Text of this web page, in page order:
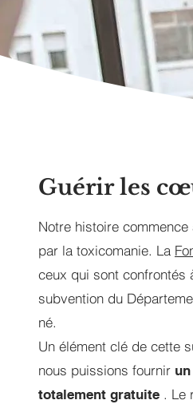
Guérir les
Notre histoire
par la toxicomanie. La
ceux qui sont confrontés
subvention du
né.
Un élément clé de cette
nous puissions fournir
totalement gratuite . Le